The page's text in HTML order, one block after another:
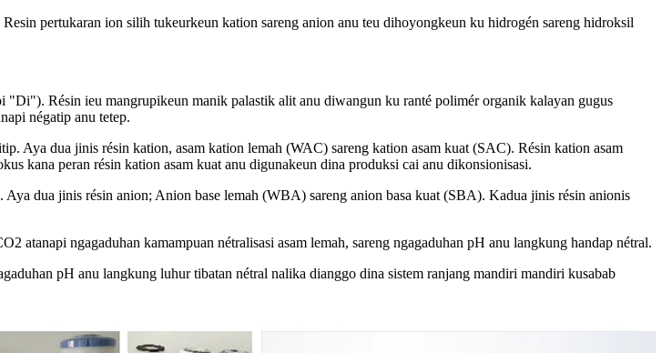
pertukaran ion silih tukeurkeun kation sareng anion anu teu dihoyongkeun ku hidrogén sareng hidroksil
"Di"). Résin ieu mangrupikeun manik palastik alit anu diwangun ku ranté polimér organik kalayan gugus
négatip anu tetep.
Aya dua jinis résin kation, asam kation lemah (WAC) sareng kation asam kuat (SAC). Résin kation asam
kana peran résin kation asam kuat anu digunakeun dina produksi cai anu dikonsionisasi.
dua jinis résin anion; Anion base lemah (WBA) sareng anion basa kuat (SBA). Kadua jinis résin anionis
atanapi ngagaduhan kamampuan nétralisasi asam lemah, sareng ngagaduhan pH anu langkung handap nétral.
pH anu langkung luhur tibatan nétral nalika dianggo dina sistem ranjang mandiri mandiri kusabab